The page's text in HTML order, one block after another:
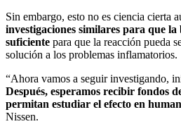
Sin embargo, esto no es ciencia cierta
investigaciones similares para que la
suficiente para que la reacción pueda
solución a los problemas inflamatorios.
“Ahora vamos a seguir investigando,
Después, esperamos recibir fondos
permitan estudiar el efecto en
Nissen.